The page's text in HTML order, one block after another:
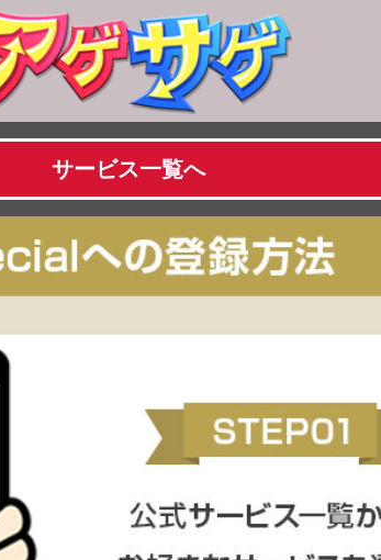
サービス一覧へ